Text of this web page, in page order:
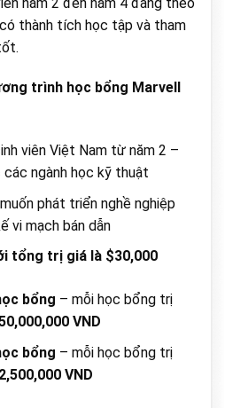
thành tích học tập và tham
trình học bổng Marvell
viên Việt Nam từ năm 2 –
ngành học kỹ thuật
phát triển nghề nghiệp
vi mạch bán dẫn
tổng trị giá là$30,000
bổng – mỗi học bổng trị
VND
bổng – mỗi học bổng trị
VND